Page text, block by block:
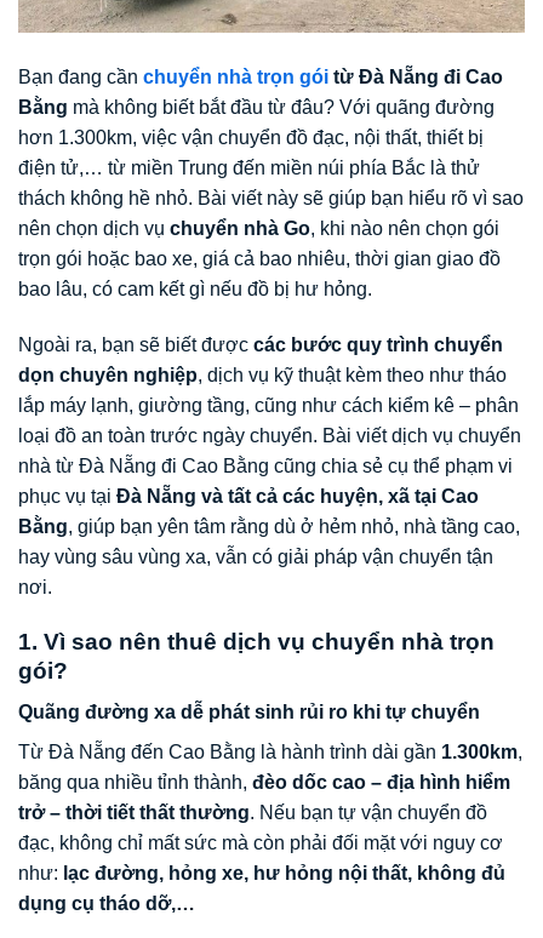
Bạn đang cần chuyển nhà trọn gói từ Đà Nẵng đi Cao
Bằng mà không biết bắt đầu từ đâu? Với quãng đường
hơn 1.300km, việc vận chuyển đồ đạc, nội thất, thiết bị
điện tử,… từ miền Trung đến miền núi phía Bắc là thử
thách không hề nhỏ. Bài viết này sẽ giúp bạn hiểu rõ vì sao
nên chọn dịch vụ chuyển nhà Go, khi nào nên chọn gói
trọn gói hoặc bao xe, giá cả bao nhiêu, thời gian giao đồ
bao lâu, có cam kết gì nếu đồ bị hư hỏng.
Ngoài ra, bạn sẽ biết được các bước quy trình chuyển
dọn chuyên nghiệp, dịch vụ kỹ thuật kèm theo như tháo
lắp máy lạnh, giường tầng, cũng như cách kiểm kê – phân
loại đồ an toàn trước ngày chuyển. Bài viết dịch vụ chuyển
nhà từ Đà Nẵng đi Cao Bằng cũng chia sẻ cụ thể phạm vi
phục vụ tại Đà Nẵng và tất cả các huyện, xã tại Cao
Bằng, giúp bạn yên tâm rằng dù ở hẻm nhỏ, nhà tầng cao,
hay vùng sâu vùng xa, vẫn có giải pháp vận chuyển tận
nơi.
1. Vì sao nên thuê dịch vụ chuyển nhà trọn
gói?
Quãng đường xa dễ phát sinh rủi ro khi tự chuyển
Từ Đà Nẵng đến Cao Bằng là hành trình dài gần 1.300km,
băng qua nhiều tỉnh thành, đèo dốc cao – địa hình hiểm
trở – thời tiết thất thường. Nếu bạn tự vận chuyển đồ
đạc, không chỉ mất sức mà còn phải đối mặt với nguy cơ
như: lạc đường, hỏng xe, hư hỏng nội thất, không đủ
dụng cụ tháo dỡ,…